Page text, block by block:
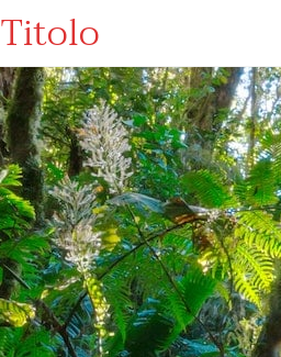
Titolo